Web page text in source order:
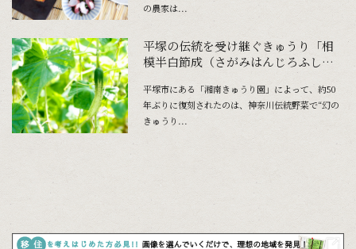
の農家は...
平塚の伝統を受け継ぐきゅうり「相
模半白節成（さがみはんじろふしな
平塚市にある「湘南きゅうり園」によって、約50
年ぶりに復刻されたのは、神奈川伝統野菜で“幻の
きゅうり...